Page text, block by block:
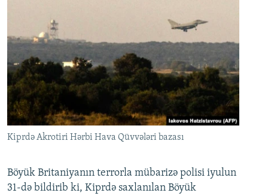
Kiprdə Akrotiri Hərbi Hava Qüvvələri bazası
Böyük Britaniyanın terrorla mübarizə polisi iyulun
31-də bildirib ki, Kiprdə saxlanılan Böyük